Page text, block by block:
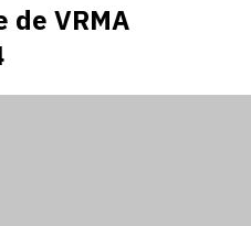
de VRMA